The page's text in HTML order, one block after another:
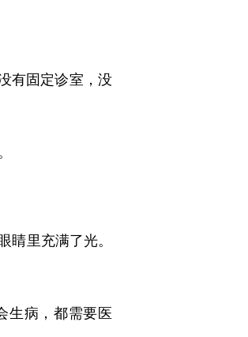
有固定诊室，没
里充满了光。
生病，都需要医